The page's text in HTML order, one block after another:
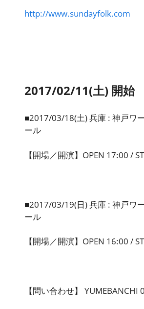
http://www.sundayfolk.com
2017/02/11(土) 開始
■2017/03/18(土) 兵庫 : 神戸ワ
ール
【開場／開演】OPEN 17:00 /
■2017/03/19(日) 兵庫 : 神戸ワ
ール
【開場／開演】OPEN 16:00 /
【問い合わせ】